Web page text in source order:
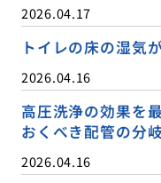
2026.04.17
トイレの床の湿気
2026.04.16
高圧洗浄の効果を
おくべき配管の分
2026.04.16